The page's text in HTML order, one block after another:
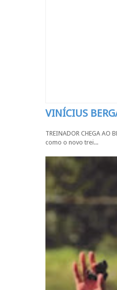
VINÍCIUS
TREINADOR CHEGA AO
como o novo trei...